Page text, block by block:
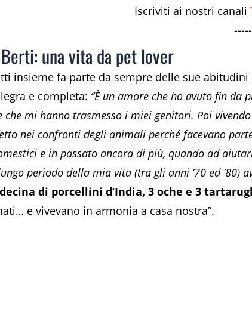
Iscriviti ai nostri canali
una vita da pet lover
insieme fa parte da sempre delle sue
e completa: “È un amore che ho avuto fin da
che mi hanno trasmesso i miei genitori. Poi
nei confronti degli animali perché facevano
e in passato ancora di più, quando ad
periodo della mia vita (tra gli anni ’70 ed ’80)
di porcellini d’India, 3 oche e 3
e vivevano in armonia a casa nostra”.